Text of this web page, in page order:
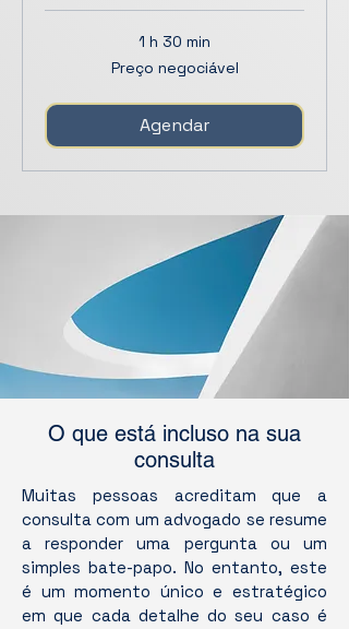
1 h 30 min
Preço negociável
Agendar
O que está incluso na sua
consulta
Muitas pessoas acreditam que a
consulta com um advogado se resume
a responder uma pergunta ou um
simples bate-papo. No entanto, este
é um momento único e estratégico
em que cada detalhe do seu caso é